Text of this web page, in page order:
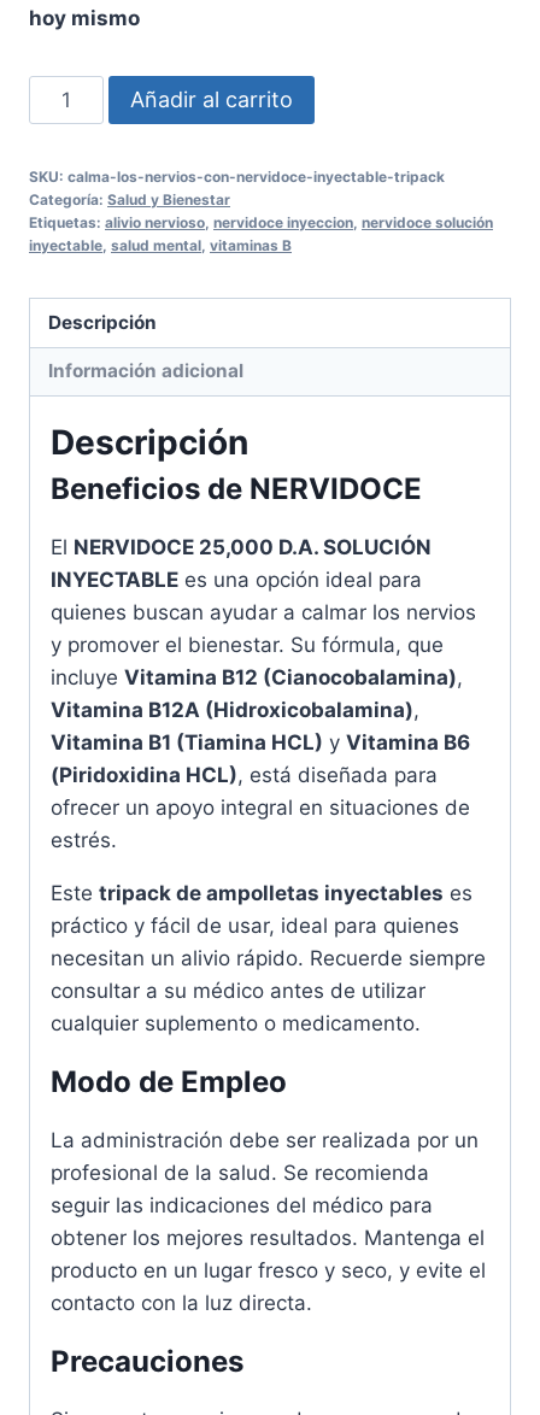
hoy mismo
Nervidoce
25,000
Solución
Inyectable
-
cantidad
Añadir al carrito
SKU: calma-los-nervios-con-nervidoce-inyectable-tripack
Categoría: Salud y Bienestar
Etiquetas: alivio nervioso, nervidoce inyeccion, nervidoce solución
inyectable, salud mental, vitaminas B
Descripción
Información adicional
Descripción
Beneficios de NERVIDOCE
El NERVIDOCE 25,000 D.A. SOLUCIÓN
INYECTABLE es una opción ideal para
quienes buscan ayudar a calmar los nervios
y promover el bienestar. Su fórmula, que
incluye Vitamina B12 (Cianocobalamina),
Vitamina B12A (Hidroxicobalamina),
Vitamina B1 (Tiamina HCL) y Vitamina B6
(Piridoxidina HCL), está diseñada para
ofrecer un apoyo integral en situaciones de
estrés.
Este tripack de ampolletas inyectables es
práctico y fácil de usar, ideal para quienes
necesitan un alivio rápido. Recuerde siempre
consultar a su médico antes de utilizar
cualquier suplemento o medicamento.
Modo de Empleo
La administración debe ser realizada por un
profesional de la salud. Se recomienda
seguir las indicaciones del médico para
obtener los mejores resultados. Mantenga el
producto en un lugar fresco y seco, y evite el
contacto con la luz directa.
Precauciones